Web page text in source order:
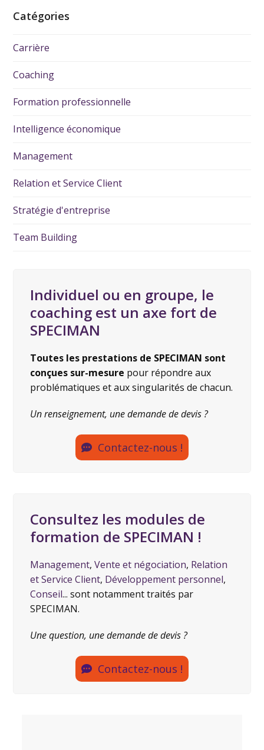
Catégories
Carrière
Coaching
Formation professionnelle
Intelligence économique
Management
Relation et Service Client
Stratégie d'entreprise
Team Building
Individuel ou en groupe, le
coaching est un axe fort de
SPECIMAN
Toutes les prestations de SPECIMAN sont
conçues sur-mesure pour répondre aux
problématiques et aux singularités de chacun.
Un renseignement, une demande de devis ?
Contactez-nous !
Consultez les modules de
formation de SPECIMAN !
Management,Vente et négociation, Relation
et Service Client, Développement personnel,
Conseil... sont notamment traités par
SPECIMAN.
Une question, une demande de devis ?
Contactez-nous !